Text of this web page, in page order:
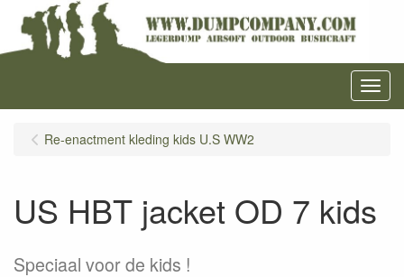
Menu
Re-enactment kleding kids U.S WW2
US HBT jacket OD 7 kids
Speciaal voor de kids !